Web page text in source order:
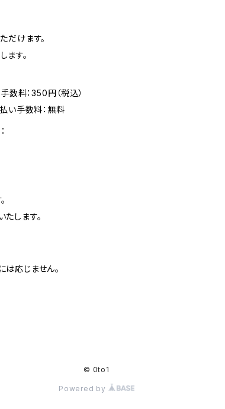
だけます。
す。
数料：350円（税込）
い手数料：無料
します。
応じません。
© 0to1
Powered by